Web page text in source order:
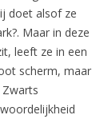
doet alsof ze
Maar in deze
leeft ze in een
scherm, maar